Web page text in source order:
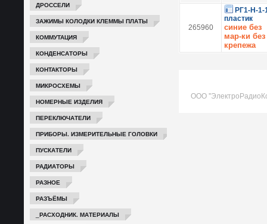
ДРОССЕЛИ
ЗАЖИМЫ КОЛОДКИ КЛЕММЫ ПЛАТЫ
КОММУТАЦИЯ
КОНДЕНСАТОРЫ
КОНТАКТОРЫ
МИКРОСХЕМЫ
НОМЕРНЫЕ ИЗДЕЛИЯ
ПЕРЕКЛЮЧАТЕЛИ
ПРИБОРЫ. ИЗМЕРИТЕЛЬНЫЕ ГОЛОВКИ
ПУСКАТЕЛИ
РАДИАТОРЫ
РАЗНОЕ
РАЗЪЁМЫ
_РАСХОДНИК. МАТЕРИАЛЫ
265960
РГ1-Н-1-
пластик
синие без
мар-ки без
крепежа
ООО